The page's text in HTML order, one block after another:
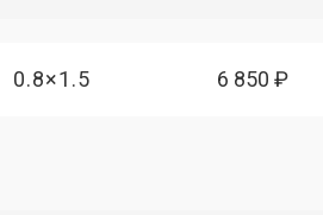
0.8×1.5 6 850 ₽